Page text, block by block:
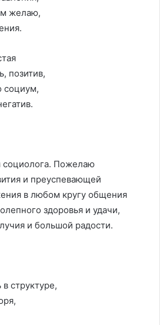
желаю,
позитив,
социум,
Пожелаю
и преуспевающей
в любом кругу общения
здоровья и удачи,
и большой радости.
структуре,